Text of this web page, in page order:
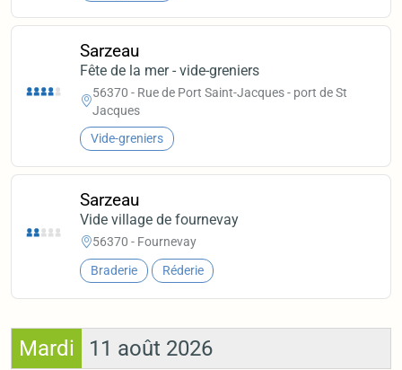
Sarzeau
Fête de la mer - vide-greniers
56370 - Rue de Port Saint-Jacques - port de St
Jacques
Vide-greniers
Sarzeau
Vide village de fournevay
56370 - Fournevay
Braderie Réderie
Mardi 11 août 2026